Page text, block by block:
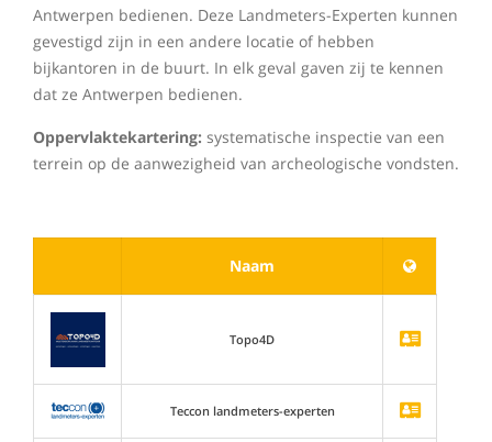
Antwerpen bedienen. Deze Landmeters-Experten kunnen
gevestigd zijn in een andere locatie of hebben
bijkantoren in de buurt. In elk geval gaven zij te kennen
dat ze Antwerpen bedienen.
Oppervlaktekartering: systematische inspectie van een
terrein op de aanwezigheid van archeologische vondsten.
Naam
Topo4D
Teccon landmeters-experten